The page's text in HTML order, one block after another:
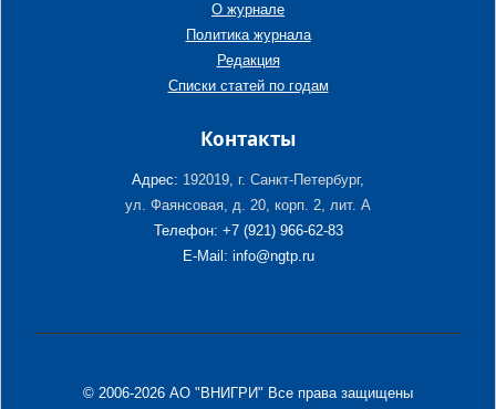
О журнале
Политика журнала
Редакция
Списки статей по годам
Контакты
Адрес: 192019, г. Санкт-Петербург,
ул. Фаянсовая, д. 20, корп. 2, лит. А
Телефон: +7 (921) 966-62-83
E-Mail: info@ngtp.ru
© 2006-2026 АО "ВНИГРИ" Все права защищены